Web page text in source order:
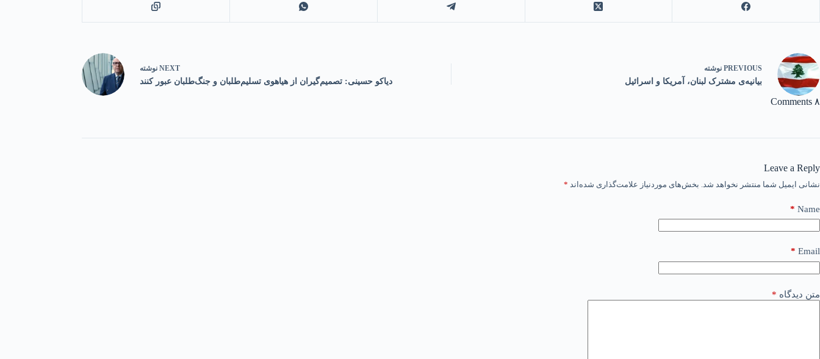
PREVIOUS نوشته
بیانیه‌ی مشترک لبنان، آمریکا و اسرائیل
NEXT نوشته
دیاکو حسینی: تصمیم‌گیران از هیاهوی تسلیم‌طلبان و جنگ‌طلبان عبور کنند
۸ Comments
Leave a Reply
نشانی ایمیل شما منتشر نخواهد شد. بخش‌های موردنیاز علامت‌گذاری شده‌اند *
Name
*
Email
*
متن دیدگاه *